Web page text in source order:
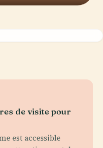
de visite pour
est accessible